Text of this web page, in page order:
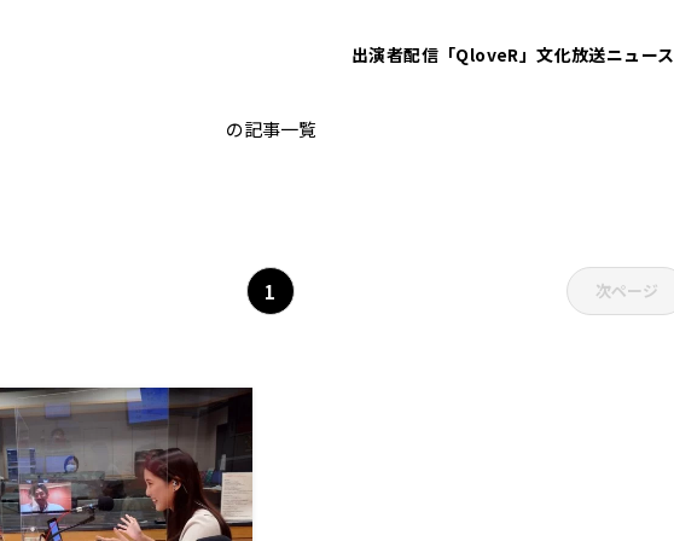
出演者配信「QloveR」文化放送ニュース
の記事一覧
1 次ページ